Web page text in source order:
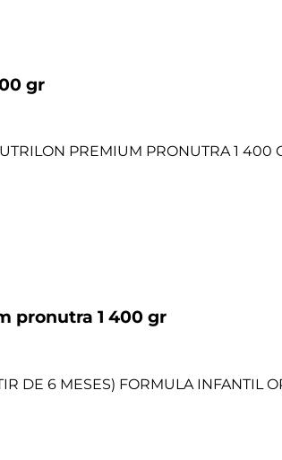
gr
pronutra 1 400 gr